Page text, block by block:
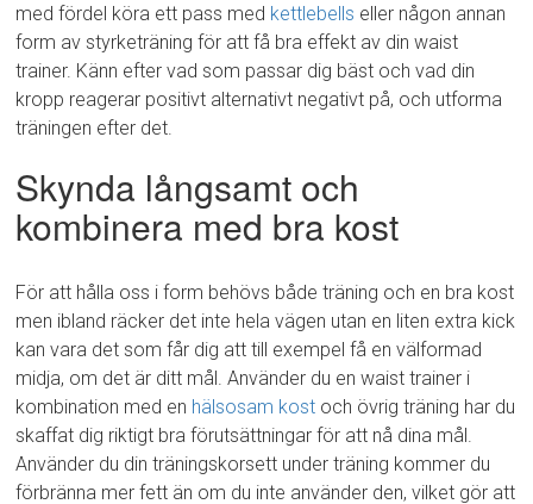
med fördel köra ett pass med kettlebells eller någon annan
form av styrketräning för att få bra effekt av din waist
trainer. Känn efter vad som passar dig bäst och vad din
kropp reagerar positivt alternativt negativt på, och utforma
träningen efter det.
Skynda långsamt och
kombinera med bra kost
För att hålla oss i form behövs både träning och en bra kost
men ibland räcker det inte hela vägen utan en liten extra kick
kan vara det som får dig att till exempel få en välformad
midja, om det är ditt mål. Använder du en waist trainer i
kombination med en hälsosam kost och övrig träning har du
skaffat dig riktigt bra förutsättningar för att nå dina mål.
Använder du din träningskorsett under träning kommer du
förbränna mer fett än om du inte använder den, vilket gör att